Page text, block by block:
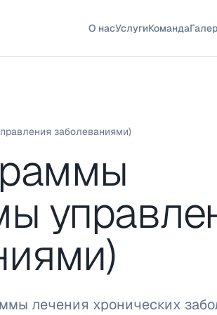
О насУслугиКоманда
заболеваниями)
лечения хронических